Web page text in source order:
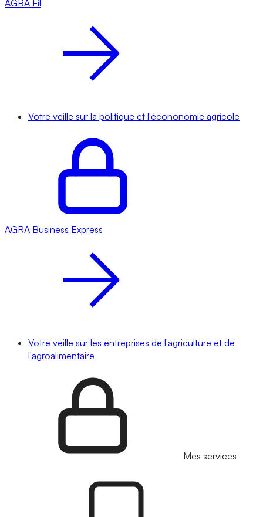
AGRA Fil
Votre veille sur la politique et l'écononomie agricole
AGRA Business Express
Votre veille sur les entreprises de l'agriculture et de
l'agroalimentaire
Mes services